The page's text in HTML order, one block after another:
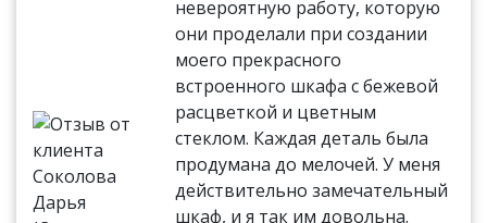
невероятную работу, которую
они проделали при создании
моего прекрасного
встроенного шкафа с бежевой
расцветкой и цветным
стеклом. Каждая деталь была
продумана до мелочей. У меня
действительно замечательный
шкаф, и я так им довольна.